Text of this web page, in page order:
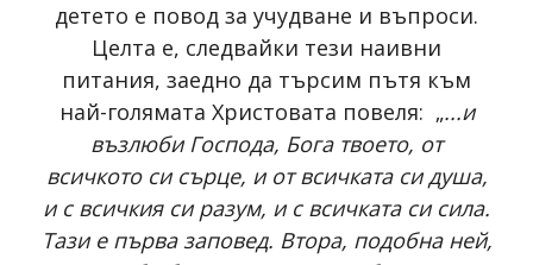
детето е повод за учудване и въпроси.
Целта е, следвайки тези наивни
питания, заедно да търсим пътя към
най-голямата Христовата повеля: „...и
възлюби Господа, Бога твоето, от
всичкото си сърце, и от всичката си душа,
и с всичкия си разум, и с всичката си сила.
Тази е първа заповед. Втора, подобна ней,